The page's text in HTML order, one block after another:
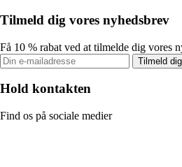
Tilmeld dig vores nyhedsbrev
Få 10 % rabat ved at tilmelde dig vores
Tilmeld dig
Hold kontakten
Find os på sociale medier